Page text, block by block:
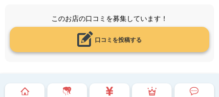
このお店の口コミを募集しています！
口コミを投稿する